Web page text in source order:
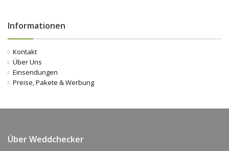
Informationen
Kontakt
Über Uns
Einsendungen
Preise, Pakete & Werbung
Über Weddchecker